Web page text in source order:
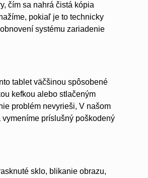
čím sa nahrá čistá kópia
pokiaľ je to technicky
systému zariadenie
tablet väčšinou spôsobené
kefkou alebo stlačeným
problém nevyrieši, V našom
príslušný poškodený
sklo, blikanie obrazu,